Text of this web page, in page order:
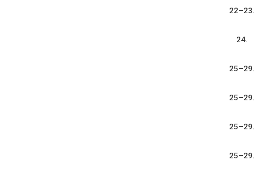
22–23.
24.
25–29.
25–29.
25–29.
25–29.